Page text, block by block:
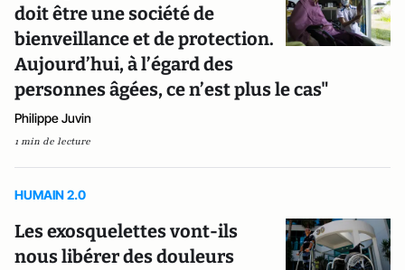
doit être une société de
bienveillance et de protection.
Aujourd’hui, à l’égard des
personnes âgées, ce n’est plus le cas"
Philippe Juvin
1 min de lecture
HUMAIN 2.0
Les exosquelettes vont-ils
nous libérer des douleurs